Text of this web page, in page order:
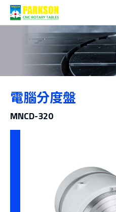
產品介紹
分類
電腦分度盤
MNCD-320